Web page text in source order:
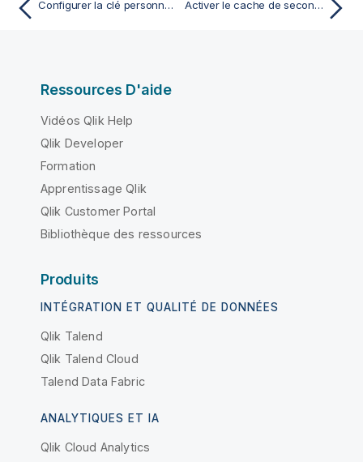
Configurer la clé personnalisée pour chiffrement Activer le cache de second niveau dans Talend Administration Center
Ressources D'aide
Vidéos Qlik Help
Qlik Developer
Formation
Apprentissage Qlik
Qlik Customer Portal
Bibliothèque des ressources
Produits
INTÉGRATION ET QUALITÉ DE DONNÉES
Qlik Talend
Qlik Talend Cloud
Talend Data Fabric
ANALYTIQUES ET IA
Qlik Cloud Analytics